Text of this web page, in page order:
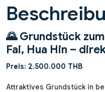
🌄Grundstück
Fai, Hua Hin –
Preis: 2.500.000 THB
Attraktives Grundstück in